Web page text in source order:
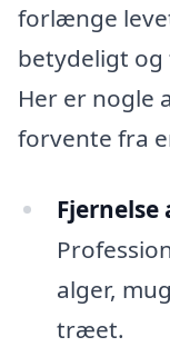
forlænge
betydeligt og
Her er nogle
forvente fra
Fjernelse
alger,
træet.